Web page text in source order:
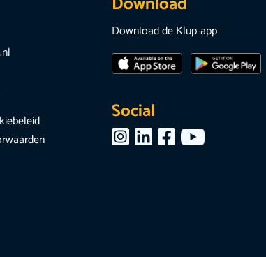
Download de Klup-app
Social